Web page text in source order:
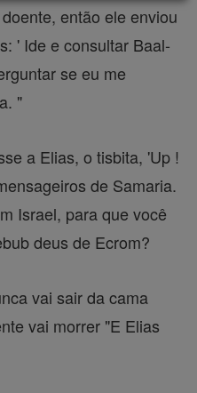
então ele enviou
' Ide e consultar Baal-
se eu me
"
a Elias, o tisbita, 'Up !
de Samaria.
Israel, para que você
deus de Ecrom?
vai sair da cama
vai morrer "E Elias